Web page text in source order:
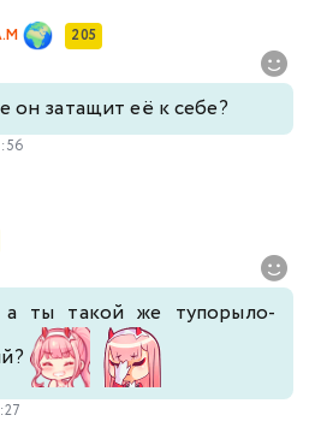
205
он затащит её к себе?
а ты такой же тупорыло-